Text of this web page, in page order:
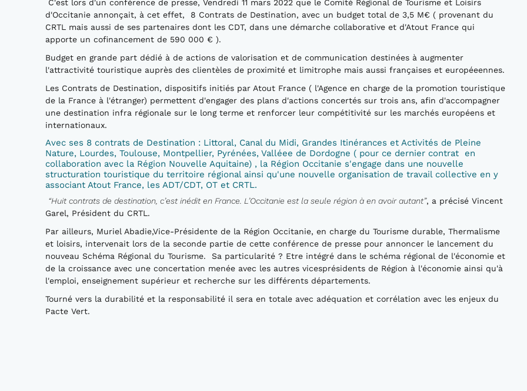
C'est lors d'un conférence de presse, Vendredi 11 mars 2022 que le Comité Régional de Tourisme et Loisirs
d'Occitanie annonçait, à cet effet, 8 Contrats de Destination, avec un budget total de 3,5 M€ ( provenant du
CRTL mais aussi de ses partenaires dont les CDT, dans une démarche collaborative et d'Atout France qui
apporte un cofinancement de 590 000 € ).
Budget en grande part dédié à de actions de valorisation et de communication destinées à augmenter
l'attractivité touristique auprès des clientèles de proximité et limitrophe mais aussi françaises et européeennes.
Les Contrats de Destination, dispositifs initiés par Atout France ( l'Agence en charge de la promotion touristique
de la France à l'étranger) permettent d'engager des plans d'actions concertés sur trois ans, afin d'accompagner
une destination infra régionale sur le long terme et renforcer leur compétitivité sur les marchés européens et
internationaux.
Avec ses 8 contrats de Destination : Littoral, Canal du Midi, Grandes Itinérances et Activités de Pleine
Nature, Lourdes, Toulouse, Montpellier, Pyrénées, Valléee de Dordogne ( pour ce dernier contrat en
collaboration avec la Région Nouvelle Aquitaine) , la Région Occitanie s'engage dans une nouvelle
structuration touristique du territoire régional ainsi qu'une nouvelle organisation de travail collective en y
associant Atout France, les ADT/CDT, OT et CRTL.
“Huit contrats de destination, c’est inédit en France. L’Occitanie est la seule région à en avoir autant”, a précisé Vincent
Garel, Président du CRTL.
Par ailleurs, Muriel Abadie,Vice-Présidente de la Région Occitanie, en charge du Tourisme durable, Thermalisme
et loisirs, intervenait lors de la seconde partie de cette conférence de presse pour annoncer le lancement du
nouveau Schéma Régional du Tourisme. Sa particularité ? Etre intégré dans le schéma régional de l'économie et
de la croissance avec une concertation menée avec les autres vicesprésidents de Région à l'économie ainsi qu'à
l'emploi, enseignement supérieur et recherche sur les différents départements.
Tourné vers la durabilité et la responsabilité il sera en totale avec adéquation et corrélation avec les enjeux du
Pacte Vert.